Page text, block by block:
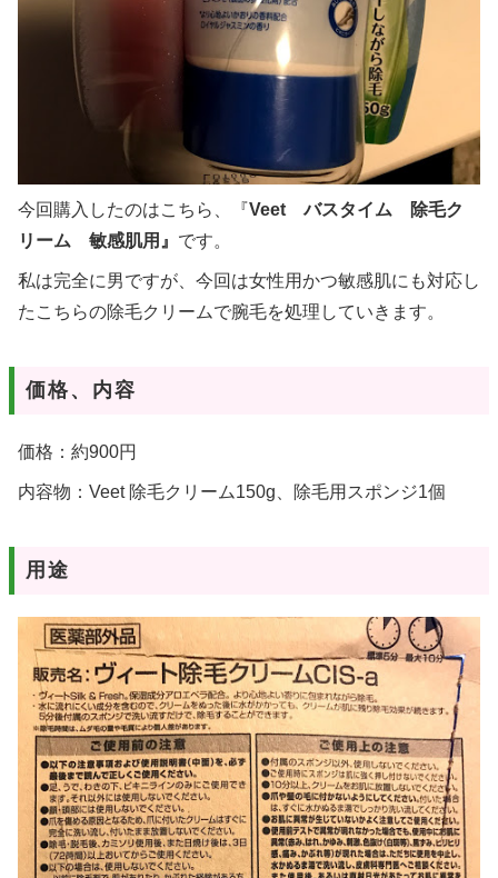
今回購入したのはこちら、『Veet バスタイム 除毛ク
リーム 敏感肌用』 です。
私は完全に男ですが、今回は女性用かつ敏感肌にも対応し
たこちらの除毛クリームで腕毛を処理していきます。
価格、内容
価格：約900円
内容物：Veet 除毛クリーム150g、除毛用スポンジ1個
用途